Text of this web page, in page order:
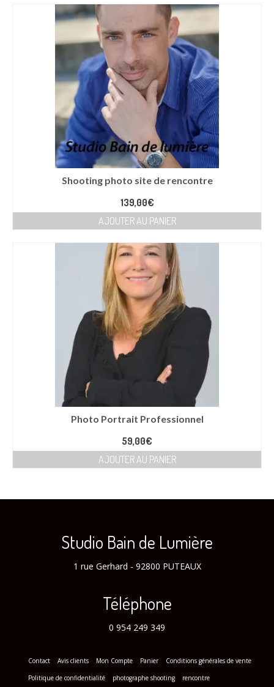
Shooting photo site de rencontre
139,00€
AJOUTER AU PANIER
Photo Portrait Professionnel
59,00€
AJOUTER AU PANIER
Studio Bain de Lumière
1 rue Gerhard - 92800 PUTEAUX
Téléphone
0 954 249 349
Contact Avis clients Mon Compte Panier
Conditions générales de vente
Politique de confidentialité
photographe shooting rencontre